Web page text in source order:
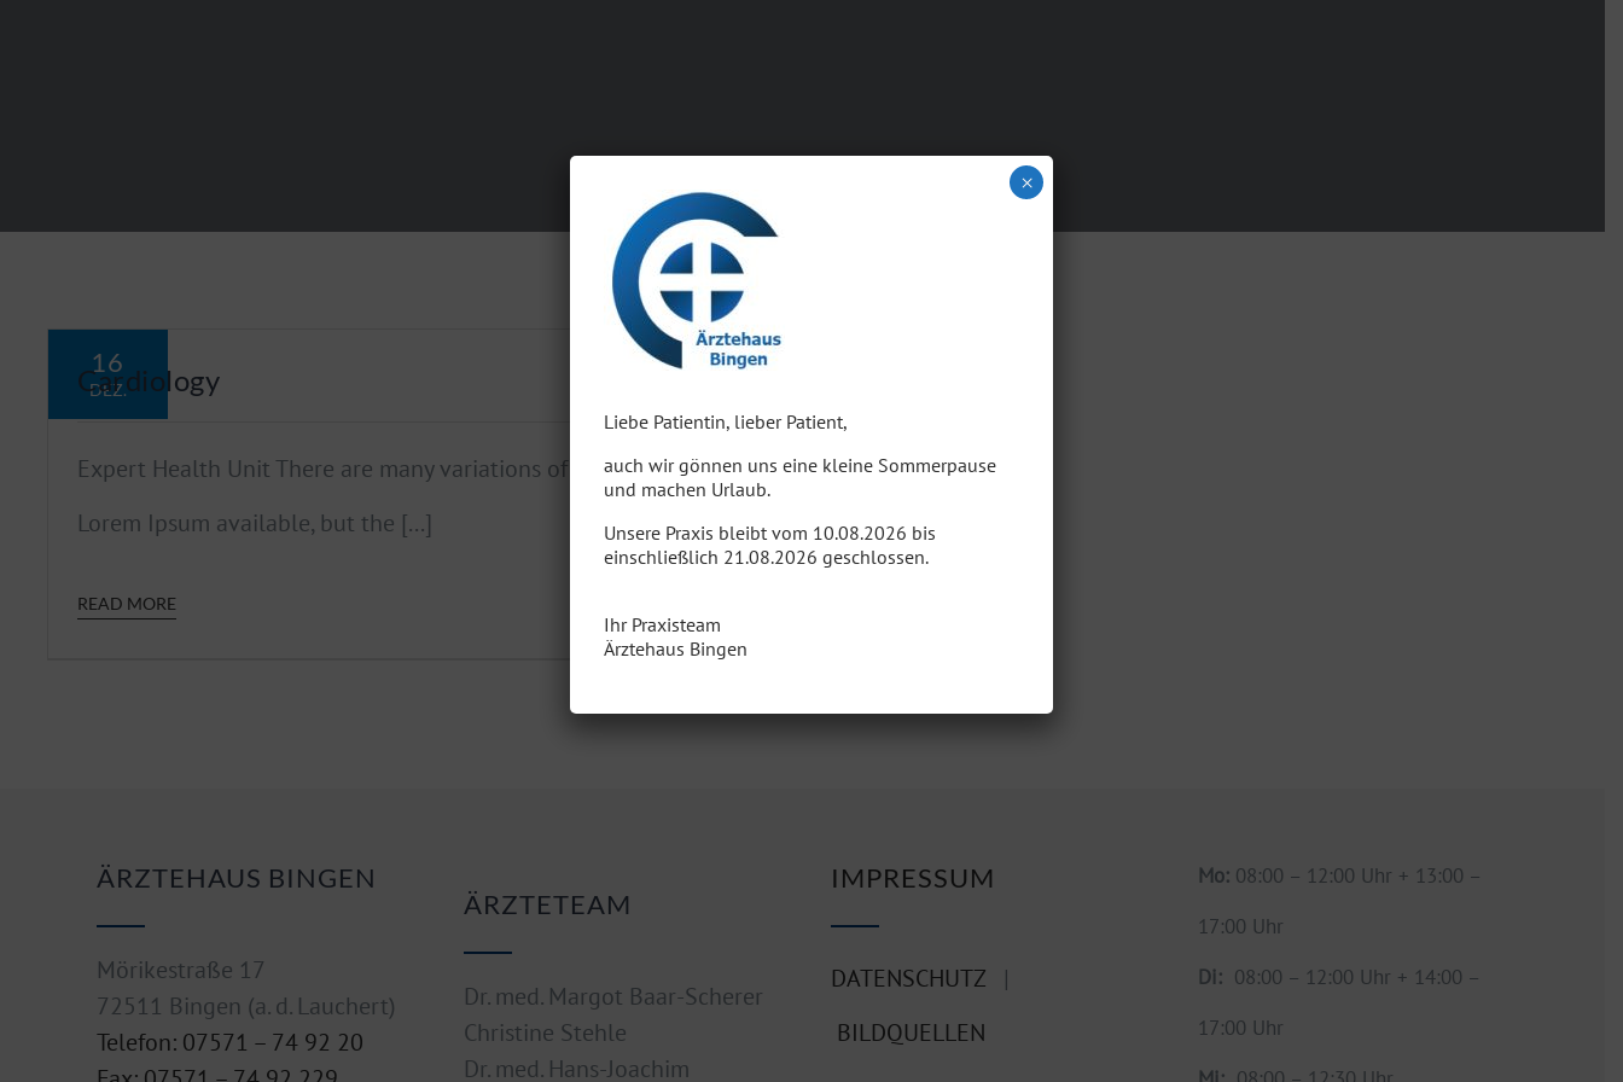
16
DEZ.
Cardiology
Expert Health Unit There are many variations of passages of
Lorem Ipsum available, but the [...]
READ MORE
ÄRZTEHAUS BINGEN
Mörikestraße 17
72511 Bingen (a. d. Lauchert)
Telefon: 07571 – 74 92 20
ÄRZTETEAM
Dr. med. Margot Baar-Scherer
Christine Stehle
Dr. med. Hans-Joachim
IMPRESSUM
DATENSCHUTZ|
BILDQUELLEN
Mo:08:00 – 12:00 Uhr + 13:00 –
17:00 Uhr
Di: 08:00 – 12:00 Uhr + 14:00 –
17:00 Uhr
Liebe Patientin, lieber Patient,
auch wir gönnen uns eine kleine Sommerpause
und machen Urlaub.
Unsere Praxis bleibt vom 10.08.2026 bis
einschließlich 21.08.2026 geschlossen.
Ihr Praxisteam
Ärztehaus Bingen
×